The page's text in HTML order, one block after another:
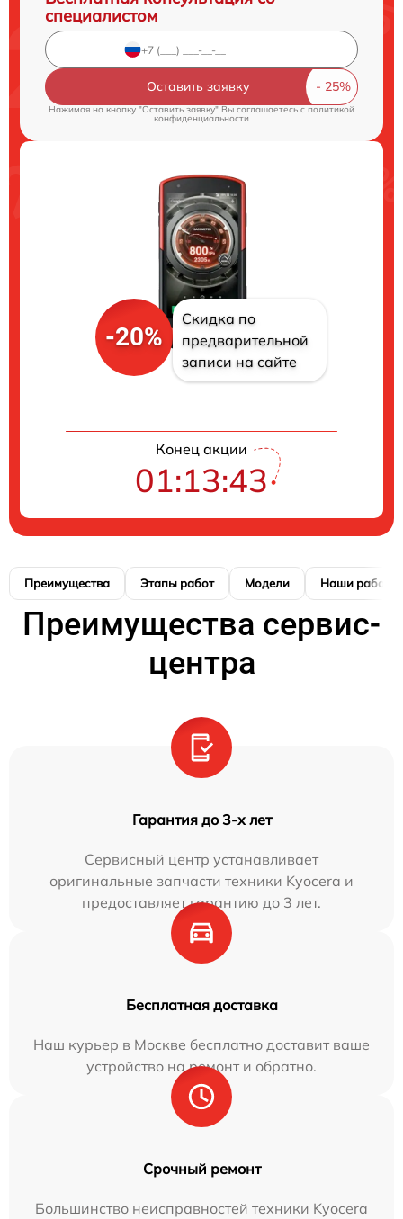
специалистом
Оставить заявку
Нажимая на кнопку "Оставить заявку" Вы соглашаетесь c политикой
конфиденциальности
-20%
Скидка по
предварительной
записи на сайте
Конец акции
01:13:42
Преимущества Этапы работ Модели Наши работы
Преимущества сервис-
центра
Гарантия до 3-х лет
Сервисный центр устанавливает
оригинальные запчасти техники Kyocera и
предоставляет гарантию до 3 лет.
Бесплатная доставка
Наш курьер в Москве бесплатно доставит ваше
устройство на ремонт и обратно.
Срочный ремонт
Большинство неисправностей техники Kyocera